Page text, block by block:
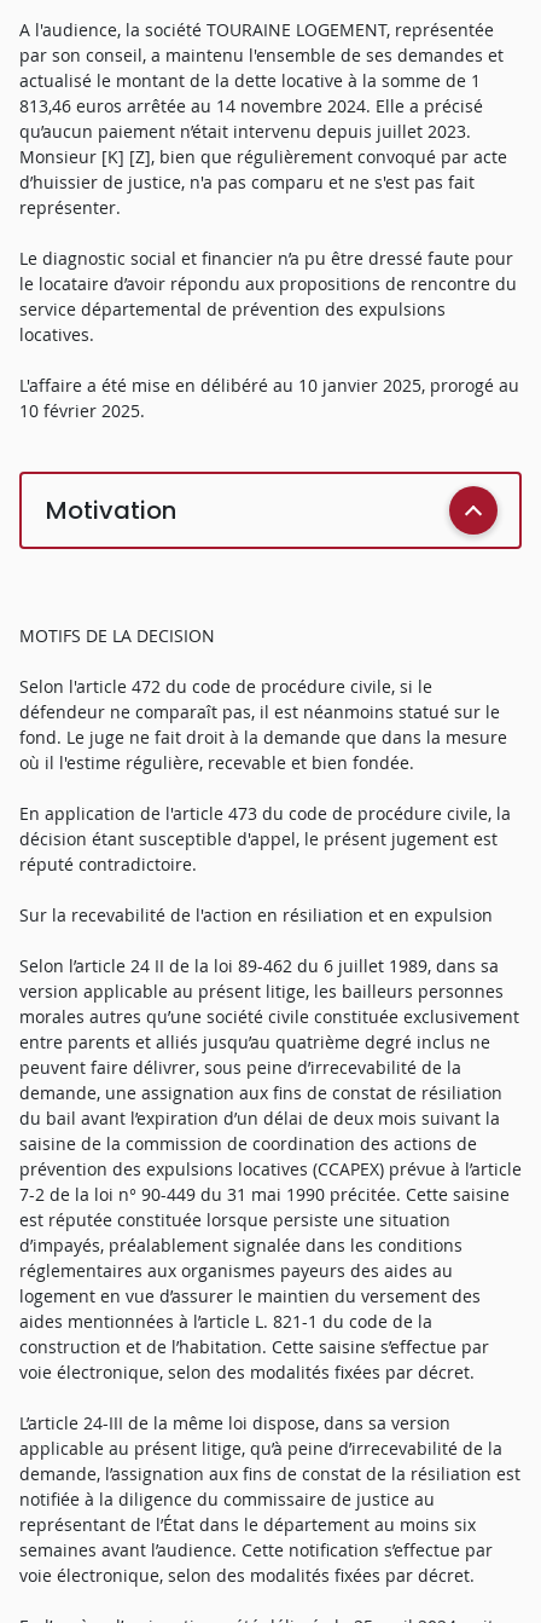
A l'audience, la société TOURAINE LOGEMENT, représentée
par son conseil, a maintenu l'ensemble de ses demandes et
actualisé le montant de la dette locative à la somme de 1
813,46 euros arrêtée au 14 novembre 2024. Elle a précisé
qu’aucun paiement n’était intervenu depuis juillet 2023.
Monsieur [K] [Z], bien que régulièrement convoqué par acte
d’huissier de justice, n'a pas comparu et ne s'est pas fait
représenter.
Le diagnostic social et financier n’a pu être dressé faute pour
le locataire d’avoir répondu aux propositions de rencontre du
service départemental de prévention des expulsions
locatives.
L'affaire a été mise en délibéré au 10 janvier 2025, prorogé au
10 février 2025.
Motivation
MOTIFS DE LA DECISION
Selon l'article 472 du code de procédure civile, si le
défendeur ne comparaît pas, il est néanmoins statué sur le
fond. Le juge ne fait droit à la demande que dans la mesure
où il l'estime régulière, recevable et bien fondée.
En application de l'article 473 du code de procédure civile, la
décision étant susceptible d'appel, le présent jugement est
réputé contradictoire.
Sur la recevabilité de l'action en résiliation et en expulsion
Selon l’article 24 II de la loi 89-462 du 6 juillet 1989, dans sa
version applicable au présent litige, les bailleurs personnes
morales autres qu’une société civile constituée exclusivement
entre parents et alliés jusqu’au quatrième degré inclus ne
peuvent faire délivrer, sous peine d’irrecevabilité de la
demande, une assignation aux fins de constat de résiliation
du bail avant l’expiration d’un délai de deux mois suivant la
saisine de la commission de coordination des actions de
prévention des expulsions locatives (CCAPEX) prévue à l’article
7-2 de la loi n° 90-449 du 31 mai 1990 précitée. Cette saisine
est réputée constituée lorsque persiste une situation
d’impayés, préalablement signalée dans les conditions
réglementaires aux organismes payeurs des aides au
logement en vue d’assurer le maintien du versement des
aides mentionnées à l’article L. 821-1 du code de la
construction et de l’habitation. Cette saisine s’effectue par
voie électronique, selon des modalités fixées par décret.
L’article 24-III de la même loi dispose, dans sa version
applicable au présent litige, qu’à peine d’irrecevabilité de la
demande, l’assignation aux fins de constat de la résiliation est
notifiée à la diligence du commissaire de justice au
représentant de l’État dans le département au moins six
semaines avant l’audience. Cette notification s’effectue par
voie électronique, selon des modalités fixées par décret.